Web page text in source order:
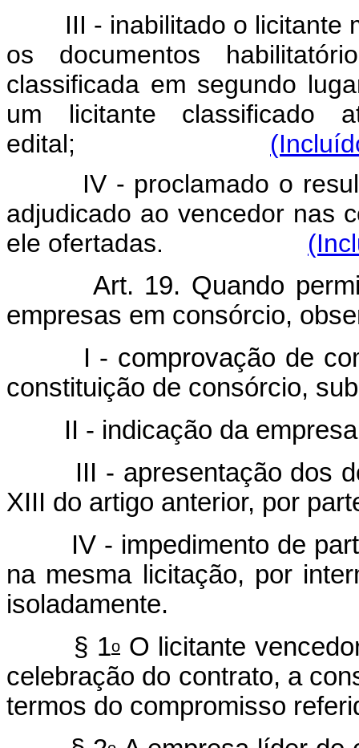
III - inabilitado o licitante
os documentos
classificada em segundo
um licitante classificado
edital;
IV - proclamado o
adjudicado ao vencedor nas
ele ofertadas.
Art. 19. Quando
empresas em consórcio,
I - comprovação de
constituição de consórcio,
II - indicação da empresa
III - apresentação dos
XIII do artigo anterior, por
IV - impedimento de
na mesma licitação, por
isoladamente.
§ 1o O licitante
celebração do contrato, a
termos do compromisso